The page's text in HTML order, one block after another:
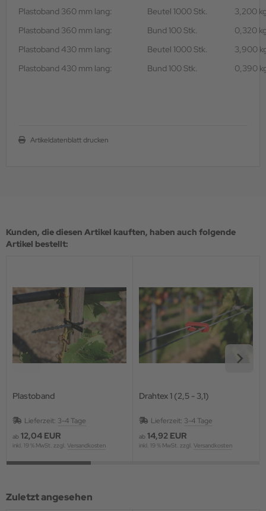
Plastoband 360 mm lang:
Beutel 1000 Stk.
3,200
Plastoband 360 mm lang:
Bund 100 Stk.
0,320
Plastoband 430 mm lang:
Beutel 1000 Stk.
3,900
Plastoband 430 mm lang:
Bund 100 Stk. 0,390
Artikeldatenblatt drucken
Kunden, die diesen Artikel kauften, haben auch folgende
Artikel bestellt:
Plastoband
Lieferzeit: 3-4 Tage
ab 12,04 EUR
inkl. 19 % MwSt. zzgl. Versandkosten
Drahtex 1 (2,5 - 3,1)
Lieferzeit: 3-4 Tage
ab 14,92 EUR
inkl. 19 % MwSt. zzgl. Versandkosten
Zuletzt angesehen